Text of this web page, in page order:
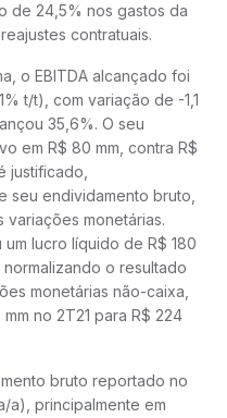
de 24,5% nos gastos da
contratuais.
o EBITDA alcançado foi
t/t), com variação de -1,1
35,6%. O seu
em R$ 80 mm, contra R$
justificado,
seu endividamento bruto,
monetárias.
lucro líquido de R$ 180
o resultado
monetárias não-caixa,
no 2T21 para R$ 224
bruto reportado no
a), principalmente em